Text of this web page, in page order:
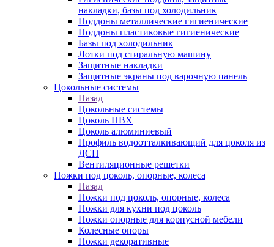
накладки, базы под холодильник
Поддоны металлические гигиенические
Поддоны пластиковые гигиенические
Базы под холодильник
Лотки под стиральную машину
Защитные накладки
Защитные экраны под варочную панель
Цокольные системы
Назад
Цокольные системы
Цоколь ПВХ
Цоколь алюминиевый
Профиль водоотталкивающий для цоколя из
ДСП
Вентиляционные решетки
Ножки под цоколь, опорные, колеса
Назад
Ножки под цоколь, опорные, колеса
Ножки для кухни под цоколь
Ножки опорные для корпусной мебели
Колесные опоры
Ножки декоративные